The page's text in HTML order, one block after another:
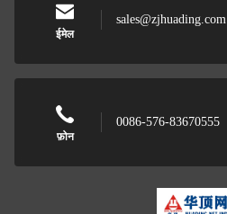
ईमेल
sales@zjhuading.com
फ़ोन
0086-576-83670555